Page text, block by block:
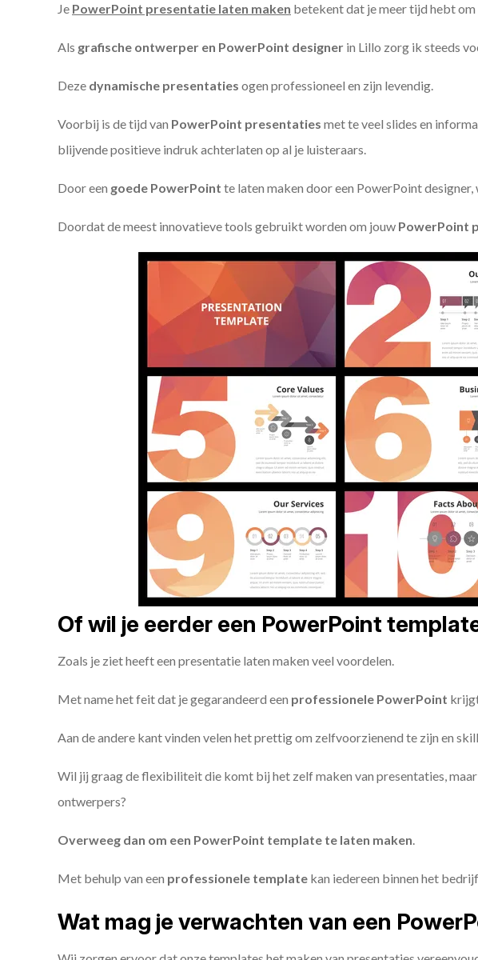
Je PowerPoint presentatie laten maken betekent dat je meer tijd hebt
Als grafische ontwerper en PowerPoint designer in Lillo zorg ik steeds
Deze dynamische presentaties ogen professioneel en zijn levendig.
Voorbij is de tijd van PowerPoint presentaties met te veel slides en
blijvende positieve indruk achterlaten op al je luisteraars.
Door een goede PowerPoint te laten maken door een PowerPoint
Doordat de meest innovatieve tools gebruikt worden om jouw PowerPoint
Of wil je eerder een PowerPoint
Zoals je ziet heeft een presentatie laten maken veel voordelen.
Met name het feit dat je gegarandeerd een professionele PowerPoint
Aan de andere kant vinden velen het prettig om zelfvoorzienend te zijn en
Wil jij graag de flexibiliteit die komt bij het zelf maken van presentaties,
ontwerpers?
Overweeg dan om een PowerPoint template te laten maken.
Met behulp van een professionele template kan iedereen binnen het
Wat mag je verwachten van een